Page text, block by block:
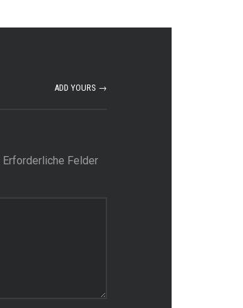
ADD YOURS →
Erforderliche Felder